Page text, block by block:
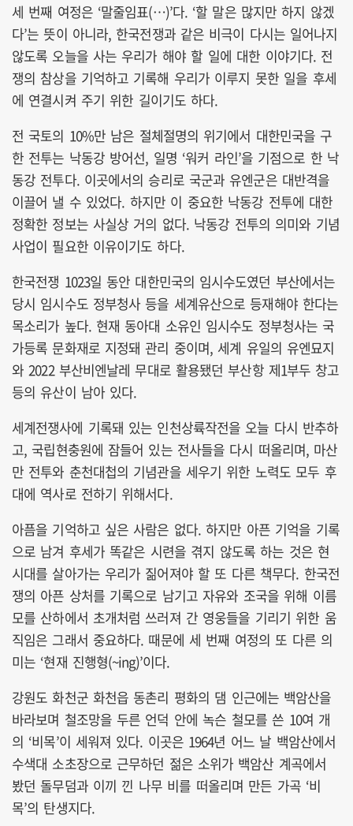
세 번째 여정은 ‘말줄임표(…)’다. ‘할 말은 많지만 하지 않겠
다’는 뜻이 아니라, 한국전쟁과 같은 비극이 다시는 일어나지
않도록 오늘을 사는 우리가 해야 할 일에 대한 이야기다. 전
쟁의 참상을 기억하고 기록해 우리가 이루지 못한 일을 후세
에 연결시켜 주기 위한 길이기도 하다.
전 국토의 10%만 남은 절체절명의 위기에서 대한민국을 구
한 전투는 낙동강 방어선, 일명 ‘워커 라인’을 기점으로 한 낙
동강 전투다. 이곳에서의 승리로 국군과 유엔군은 대반격을
이끌어 낼 수 있었다. 하지만 이 중요한 낙동강 전투에 대한
정확한 정보는 사실상 거의 없다. 낙동강 전투의 의미와 기념
사업이 필요한 이유이기도 하다.
한국전쟁 1023일 동안 대한민국의 임시수도였던 부산에서는
당시 임시수도 정부청사 등을 세계유산으로 등재해야 한다는
목소리가 높다. 현재 동아대 소유인 임시수도 정부청사는 국
가등록 문화재로 지정돼 관리 중이며, 세계 유일의 유엔묘지
와 2022 부산비엔날레 무대로 활용됐던 부산항 제1부두 창고
등의 유산이 남아 있다.
세계전쟁사에 기록돼 있는 인천상륙작전을 오늘 다시 반추하
고, 국립현충원에 잠들어 있는 전사들을 다시 떠올리며, 마산
만 전투와 춘천대첩의 기념관을 세우기 위한 노력도 모두 후
대에 역사로 전하기 위해서다.
아픔을 기억하고 싶은 사람은 없다. 하지만 아픈 기억을 기록
으로 남겨 후세가 똑같은 시련을 겪지 않도록 하는 것은 현
시대를 살아가는 우리가 짊어져야 할 또 다른 책무다. 한국전
쟁의 아픈 상처를 기록으로 남기고 자유와 조국을 위해 이름
모를 산하에서 초개처럼 쓰러져 간 영웅들을 기리기 위한 움
직임은 그래서 중요하다. 때문에 세 번째 여정의 또 다른 의
미는 ‘현재 진행형(~ing)’이다.
강원도 화천군 화천읍 동촌리 평화의 댐 인근에는 백암산을
바라보며 철조망을 두른 언덕 안에 녹슨 철모를 쓴 10여 개
의 ‘비목’이 세워져 있다. 이곳은 1964년 어느 날 백암산에서
수색대 소초장으로 근무하던 젊은 소위가 백암산 계곡에서
봤던 돌무덤과 이끼 낀 나무 비를 떠올리며 만든 가곡 ‘비
목’의 탄생지다.